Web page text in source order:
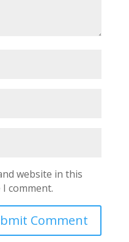
website in this
comment.